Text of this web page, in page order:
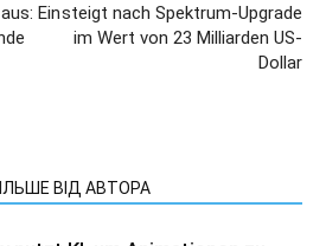
Einsteigt nach Spektrum-Upgrade
im Wert von 23 Milliarden US-
Dollar
ВІД АВТОРА